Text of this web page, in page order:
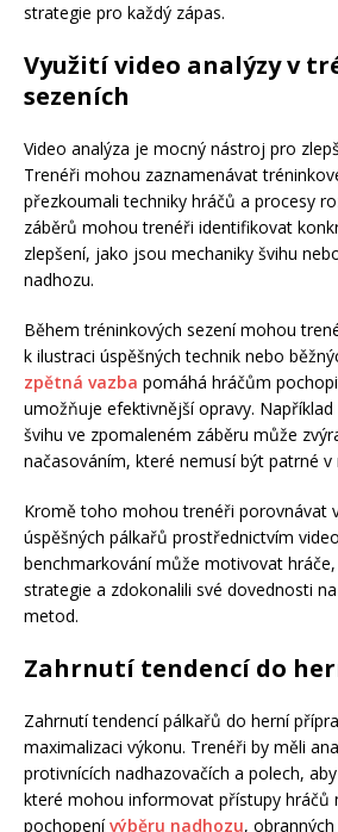
strategie pro každý zápas.
Využití video analýzy v
sezeních
Video analýza je mocný nástroj pro
Trenéři mohou zaznamenávat
přezkoumali techniky hráčů a procesy
záběrů mohou trenéři identifikovat
zlepšení, jako jsou mechaniky švihu
nadhozu.
Během tréninkových sezení mohou
k ilustraci úspěšných technik nebo
zpětná vazba pomáhá hráčům
umožňuje efektivnější opravy. Například
švihu ve zpomaleném záběru může
načasováním, které nemusí být patrné v
Kromě toho mohou trenéři porovnávat
úspěšných pálkařů prostřednictvím
benchmarkování může motivovat
strategie a zdokonalili své dovednosti
metod.
Zahrnutí tendencí do
Zahrnutí tendencí pálkařů do herní
maximalizaci výkonu. Trenéři by měli
protivnících nadhazovačích a polech,
které mohou informovat přístupy hráčů
pochopenívýběru nadhozu,